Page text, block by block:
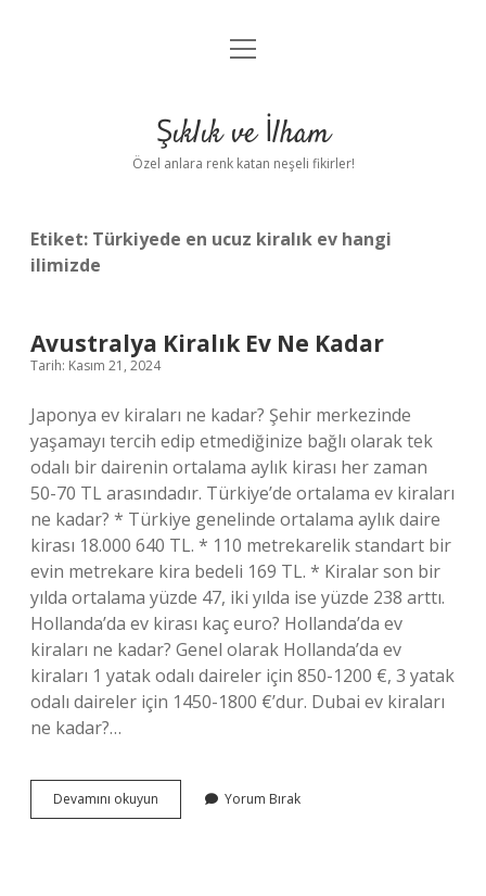
Anasayfa
Yasal Uyarı
menüyü
Şıklık ve İlham
Özel anlara renk katan neşeli fikirler!
Etiket: Türkiyede en ucuz kiralık ev hangi
ilimizde
Avustralya Kiralık Ev Ne Kadar
Tarih: Kasım 21, 2024
Japonya ev kiraları ne kadar? Şehir merkezinde
yaşamayı tercih edip etmediğinize bağlı olarak tek
odalı bir dairenin ortalama aylık kirası her zaman
50-70 TL arasındadır. Türkiye’de ortalama ev kiraları
ne kadar? * Türkiye genelinde ortalama aylık daire
kirası 18.000 640 TL. * 110 metrekarelik standart bir
evin metrekare kira bedeli 169 TL. * Kiralar son bir
yılda ortalama yüzde 47, iki yılda ise yüzde 238 arttı.
Hollanda’da ev kirası kaç euro? Hollanda’da ev
kiraları ne kadar? Genel olarak Hollanda’da ev
kiraları 1 yatak odalı daireler için 850-1200 €, 3 yatak
odalı daireler için 1450-1800 €’dur. Dubai ev kiraları
ne kadar?…
Devamını okuyun Avustralya
Kiralık
Yorum Bırak